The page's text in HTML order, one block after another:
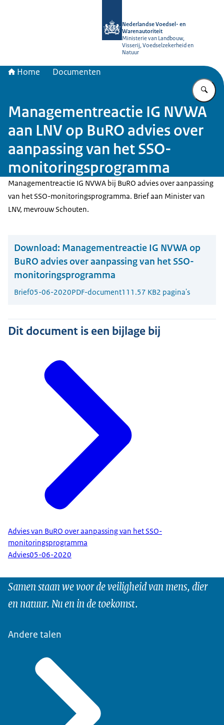
Nederlandse Voedsel- en
Warenautoriteit
Ministerie van Landbouw,
Visserij, Voedselzekerheid en
Natuur
Home Documenten
Managementreactie IG NVWA
aan LNV op BuRO advies over
aanpassing van het SSO-
monitoringsprogramma
Managementreactie IG NVWA bij BuRO advies over aanpassing
van het SSO-monitoringsprogramma. Brief aan Minister van
LNV, mevrouw Schouten.
Download: Managementreactie IG NVWA op
BuRO advies over aanpassing van het SSO-
monitoringsprogramma
Brief05-06-2020PDF-document111.57 KB2 pagina's
Dit document is een bijlage bij
Advies van BuRO over aanpassing van het SSO-
monitoringsprogramma
Advies05-06-2020
Samen staan we voor de veiligheid van mens, dier
en natuur. Nu en in de toekomst.
Andere talen